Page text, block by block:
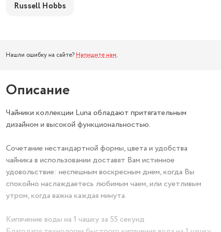
Russell Hobbs
Нашли ошибку на сайте? Напишите нам.
Описание
Чайники коллекции Luna обладают притягательным
дизайном и высокой функциональностью.
Сочетание нестандартной формы, цвета и удобства
чайника в использовании доставят Вам истинное
удовольствие: неспешным воскресным днем, когда Вы
спокойно наслаждаетесь любимым чаем, или суетливым
утром, когда важна каждая минута.
Кипячение воды на 1 чашку за 55 секунд